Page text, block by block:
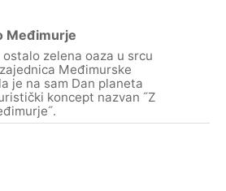
Međimurje
zelena oaza u srcu
Međimurske
je na sam Dan planeta
koncept nazvan ˝Z